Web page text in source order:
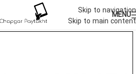
Skip to navigation
Skip to main content
MENU